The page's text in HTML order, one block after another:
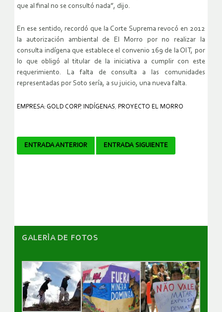
que al final no se consultó nada”, dijo.
En ese sentido, recordó que la Corte Suprema revocó en 2012
la autorización ambiental de El Morro por no realizar la
consulta indígena que establece el convenio 169 de la OIT, por
lo que obligó al titular de la iniciativa a cumplir con este
requerimiento. La falta de consulta a las comunidades
representadas por Soto sería, a su juicio, una nueva falta.
EMPRESA: GOLD CORP, INDÍGENAS, PROYECTO EL MORRO
Navegador
ENTRADA ANTERIOR ENTRADA SIGUIENTE
GALERÌA DE FOTOS